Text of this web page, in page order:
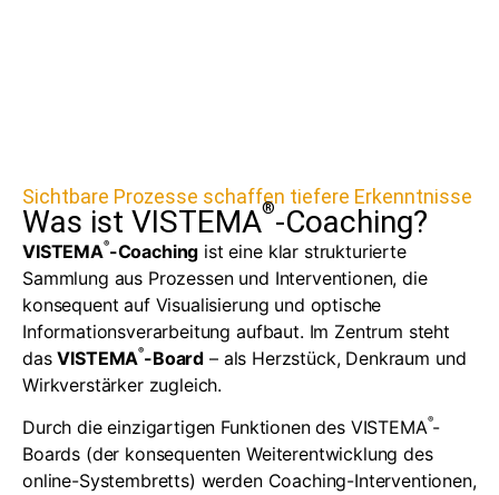
Sichtbare Prozesse schaffen tiefere Erkenntnisse
Was ist VISTEMA®-Coaching?
VISTEMA®-Coaching ist eine klar strukturierte
Sammlung aus Prozessen und Interventionen, die
konsequent auf Visualisierung und optische
Informationsverarbeitung aufbaut. Im Zentrum steht
dasVISTEMA®-Board – als Herzstück, Denkraum und
Wirkverstärker zugleich.
Durch die einzigartigen Funktionen des VISTEMA®-
Boards (der konsequenten Weiterentwicklung des
online-Systembretts) werden Coaching-Interventionen,